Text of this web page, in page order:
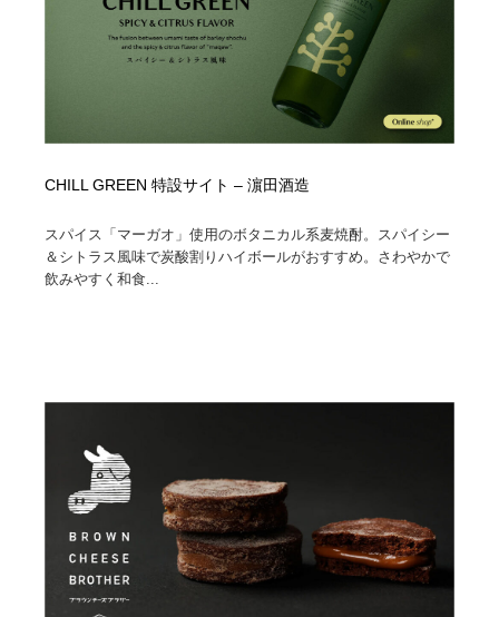
CHILL GREEN 特設サイト – 濵田酒造
スパイス「マーガオ」使用のボタニカル系麦焼酎。スパイシー
＆シトラス風味で炭酸割りハイボールがおすすめ。さわやかで
飲みやすく和食...